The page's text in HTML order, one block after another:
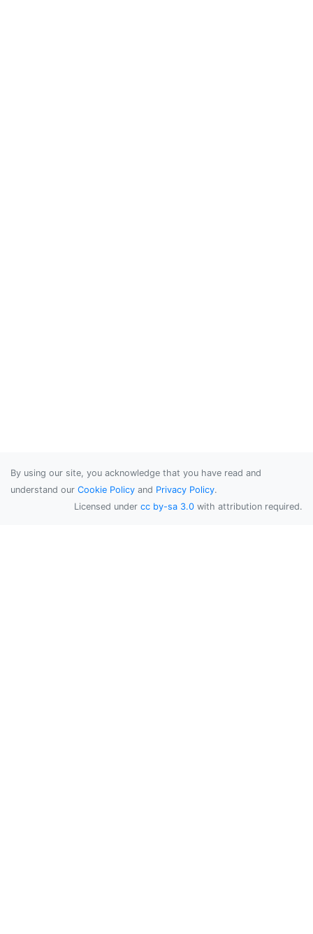
By using our site, you acknowledge that you have read and
understand our Cookie Policy and Privacy Policy.
Licensed under cc by-sa 3.0 with attribution required.